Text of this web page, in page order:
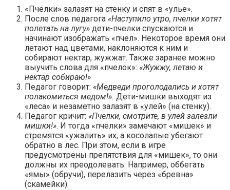
«Пчелки» залазят на стенку и спят в «улье».
После слов педагога «Наступило утро, пчелки хотят
полетать на лугу» дети-пчелки спускаются и
начинают изображать «пчел». Некоторое время они
летают над цветами, наклоняются к ним и
собирают нектар, жужжат. Также заранее можно
выучить слова для «пчелок»: «Жужжу, летаю и
нектар собираю!»
Педагог говорит: «Медведи проголодались и хотят
полакомиться медом!». Дети-мишки выходят из
«леса» и незаметно залазят в «улей» (на стенку).
Педагог кричит: «Пчелки, смотрите, в улей залезли
мишки!». И тогда «пчелки» замечают «мишек» и
стремятся «ужалить» их, а косолапые убегают
обратно в лес. При этом, если в игре
предусмотрены препятствия для «мишек», то они
должны их преодолевать. Например, оббегать
«ямы» (обручи), перелазить через «бревна»
(скамейки).